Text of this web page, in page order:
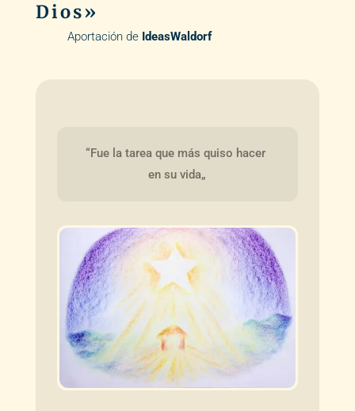
Dios»
Aportación de IdeasWaldorf
“Fue la tarea que más quiso hacer
en su vida„